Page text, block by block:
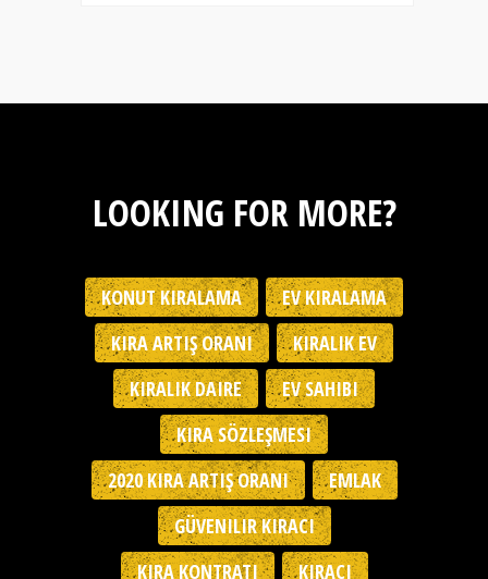
LOOKING FOR MORE?
KONUT KIRALAMA
EV KIRALAMA
KIRA ARTIŞ ORANI
KIRALIK EV
KIRALIK DAIRE
EV SAHIBI
KIRA SÖZLEŞMESI
2020 KIRA ARTIŞ ORANI
EMLAK
GÜVENILIR KIRACI
KIRA KONTRATI
KIRACI